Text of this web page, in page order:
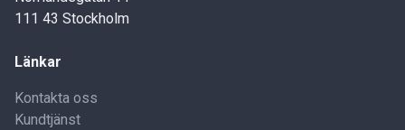
111 43 Stockholm
Länkar
Kontakta oss
Kundtjänst